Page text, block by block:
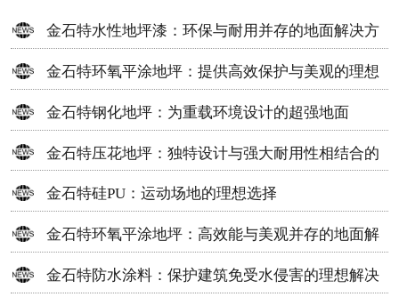
金石特水性地坪漆：环保与耐用并存的地面解决方
案
金石特环氧平涂地坪：提供高效保护与美观的理想
选择
金石特钢化地坪：为重载环境设计的超强地面
金石特压花地坪：独特设计与强大耐用性相结合的
地面材料
金石特硅PU：运动场地的理想选择
金石特环氧平涂地坪：高效能与美观并存的地面解
决方案
金石特防水涂料：保护建筑免受水侵害的理想解决